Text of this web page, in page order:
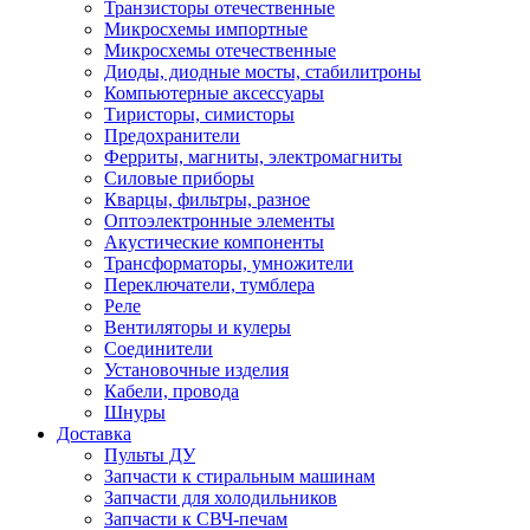
Транзисторы отечественные
Микросхемы импортные
Микросхемы отечественные
Диоды, диодные мосты, стабилитроны
Компьютерные аксессуары
Тиристоры, симисторы
Предохранители
Ферриты, магниты, электромагниты
Силовые приборы
Кварцы, фильтры, разное
Оптоэлектронные элементы
Акустические компоненты
Трансформаторы, умножители
Переключатели, тумблера
Реле
Вентиляторы и кулеры
Соединители
Установочные изделия
Кабели, провода
Шнуры
Доставка
Пульты ДУ
Запчасти к стиральным машинам
Запчасти для холодильников
Запчасти к СВЧ-печам